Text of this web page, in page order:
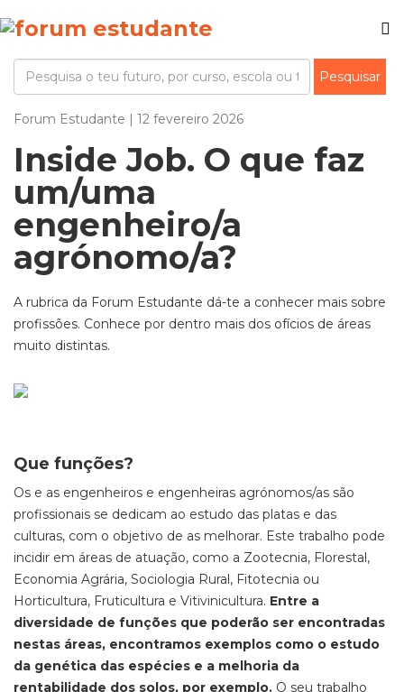
Forum Estudante | 12 fevereiro 2026
Inside Job. O que faz
um/uma
engenheiro/a
agrónomo/a?
A rubrica da Forum Estudante dá-te a conhecer mais sobre
profissões. Conhece por dentro mais dos ofícios de áreas
muito distintas.
Que funções?
Os e as engenheiros e engenheiras agrónomos/as são
profissionais se dedicam ao estudo das platas e das
culturas, com o objetivo de as melhorar. Este trabalho pode
incidir em áreas de atuação, como a Zootecnia, Florestal,
Economia Agrária, Sociologia Rural, Fitotecnia ou
Horticultura, Fruticultura e Vitivinicultura. Entre a
diversidade de funções que poderão ser encontradas
nestas áreas, encontramos exemplos como o estudo
da genética das espécies e a melhoria da
rentabilidade dos solos, por exemplo. O seu trabalho